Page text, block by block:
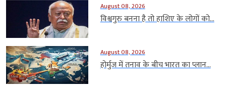
August 08, 2026
विश्वगुरु बनना है तो हाशिए के लोगों को...
August 08, 2026
होर्मुज में तनाव के बीच भारत का प्लान...